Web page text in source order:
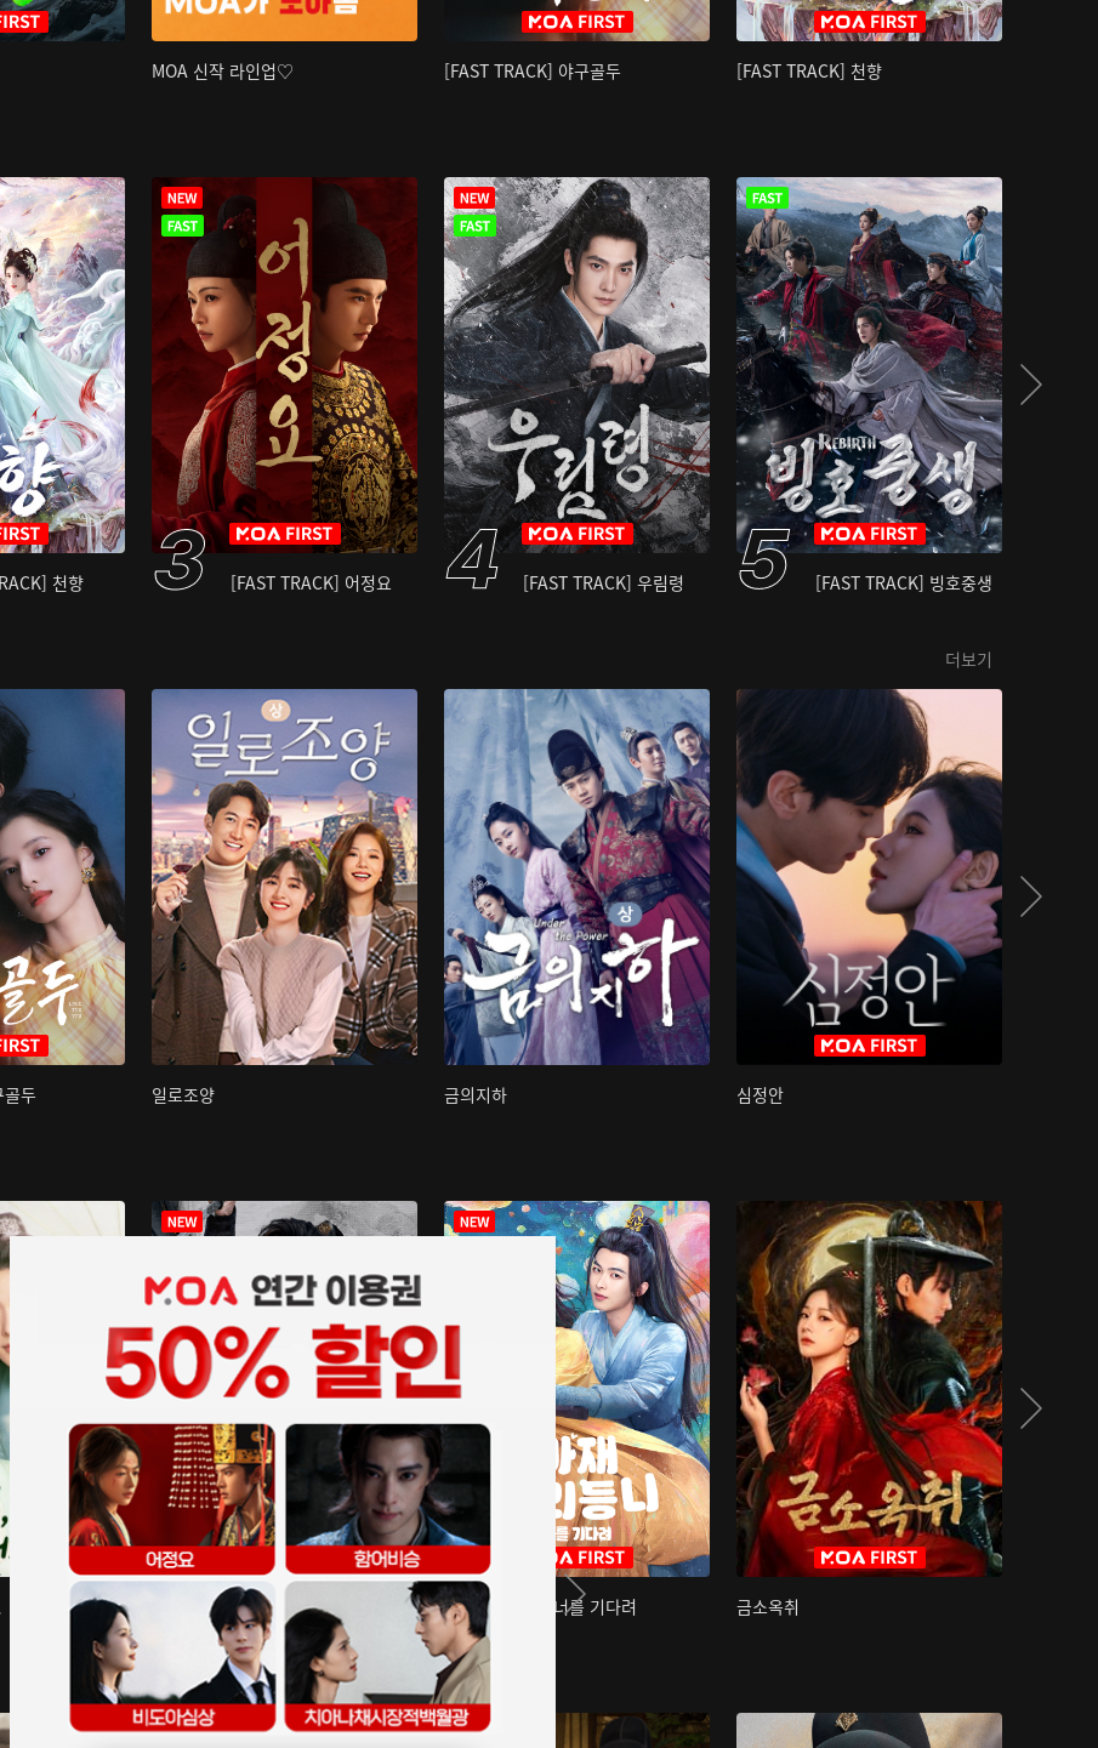
MOA 신작 라인업♡ [FAST TRACK] 야구골두 [FAST TRACK] 천향
천향 [FAST TRACK] 어정요 [FAST TRACK] 우림령 [FAST TRACK] 빙호중생
더보기
두 일로조양 금의지하 심정안
아재저리등니 : 너를 기다려 금소옥취